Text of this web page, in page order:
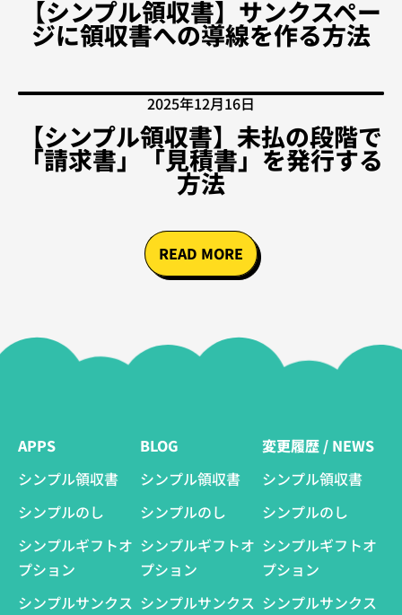
【シンプル領収書】サンクスペー
ジに領収書への導線を作る方法
2025年12月16日
【シンプル領収書】未払の段階で
「請求書」「見積書」を発行する
方法
READ MORE
APPS
シンプル領収書
シンプルのし
シンプルギフトオ
プション
シンプルサンクス
BLOG
シンプル領収書
シンプルのし
シンプルギフトオ
プション
シンプルサンクス
変更履歴 / NEWS
シンプル領収書
シンプルのし
シンプルギフトオ
プション
シンプルサンクス